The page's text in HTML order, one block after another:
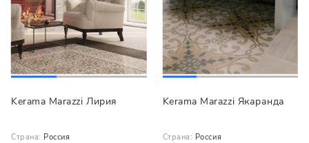
Kerama Marazzi Лирия
Страна: Россия
Kerama Marazzi Якаранда
Страна: Россия